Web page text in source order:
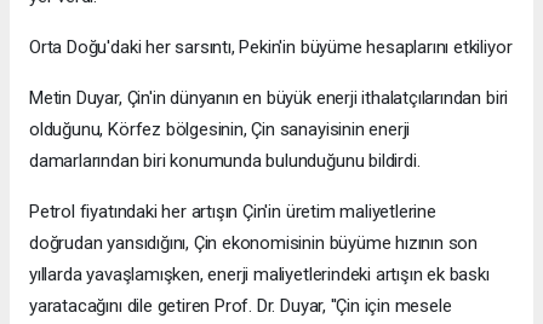
Orta Doğu'daki her sarsıntı, Pekin'in büyüme hesaplarını etkiliyor
Metin Duyar, Çin'in dünyanın en büyük enerji ithalatçılarından biri
olduğunu, Körfez bölgesinin, Çin sanayisinin enerji
damarlarından biri konumunda bulunduğunu bildirdi.
Petrol fiyatındaki her artışın Çin'in üretim maliyetlerine
doğrudan yansıdığını, Çin ekonomisinin büyüme hızının son
yıllarda yavaşlamışken, enerji maliyetlerindeki artışın ek baskı
yaratacağını dile getiren Prof. Dr. Duyar, ''Çin için mesele